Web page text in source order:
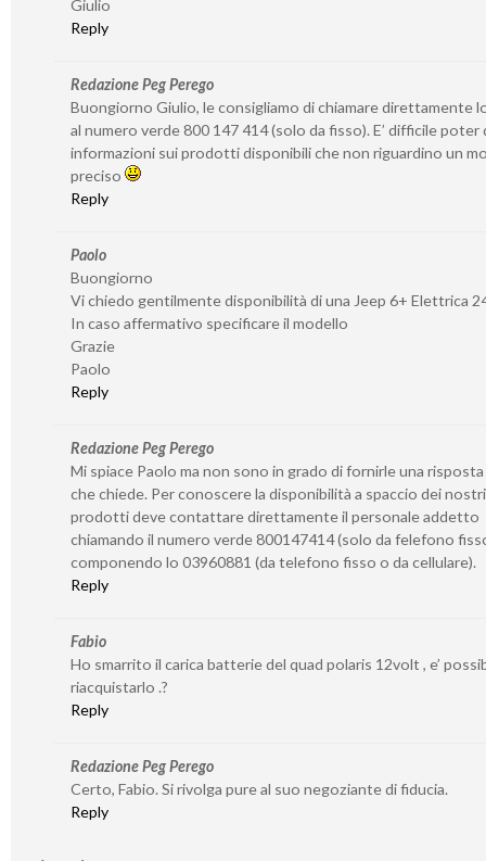
Giulio
Reply
Redazione Peg Perego
Buongiorno Giulio, le consigliamo di chiamare direttamente
al numero verde 800 147 414 (solo da fisso). E’ difficile poter
informazioni sui prodotti disponibili che non riguardino un
preciso
Reply
Paolo
Buongiorno
Vi chiedo gentilmente disponibilità di una Jeep 6+ Elettrica
In caso affermativo specificare il modello
Grazie
Paolo
Reply
Redazione Peg Perego
Mi spiace Paolo ma non sono in grado di fornirle una
che chiede. Per conoscere la disponibilità a spaccio dei nostri
prodotti deve contattare direttamente il personale addetto
chiamando il numero verde 800147414 (solo da felefono
componendo lo 03960881 (da telefono fisso o da cellulare).
Reply
Fabio
Ho smarrito il carica batterie del quad polaris 12volt , e’
riacquistarlo .?
Reply
Redazione Peg Perego
Certo, Fabio. Si rivolga pure al suo negoziante di fiducia.
Reply